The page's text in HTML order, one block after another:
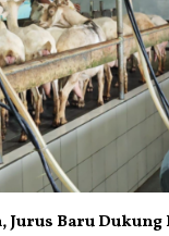
Jurus Baru Dukung